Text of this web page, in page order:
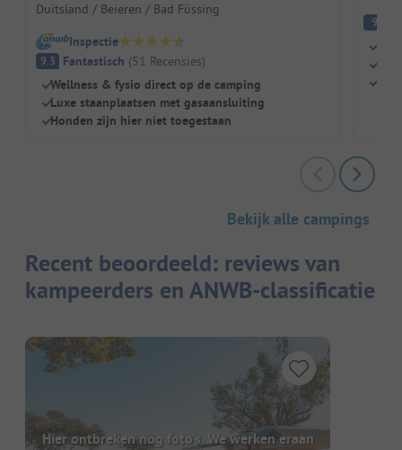
Duitsland / Beieren / Bad Füssing
Inspectie
9.3 Fantastisch (51 Recensies)
Wellness & fysio direct op de camping
Luxe staanplaatsen met gasaansluiting
Honden zijn hier niet toegestaan
9
Bekijk alle campings
Recent beoordeeld: reviews van
kampeerders en ANWB-classificatie
Hier ontbreken nog foto's. We werken eraan